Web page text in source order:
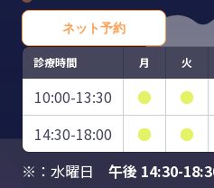
ネット予約
診療時間 月 火
10:00-13:30 ● ●
14:30-18:00
● ●
※：水曜日 午後 14:30-